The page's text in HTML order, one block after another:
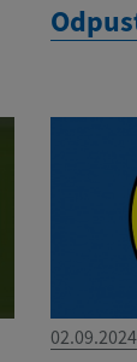
02.09.2024